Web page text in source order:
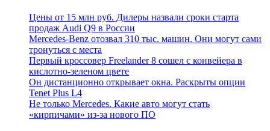
Цены от 15 млн руб. Дилеры назвали сроки старта
продаж Audi Q9 в России
Mercedes-Benz отозвал 310 тыс. машин. Они могут сами
тронуться с места
Первый кроссовер Freelander 8 сошел с конвейера в
кислотно-зеленом цвете
Он дистанционно открывает окна. Раскрыты опции
Tenet Plus L4
Не только Mercedes. Какие авто могут стать
«кирпичами» из-за нового ПО